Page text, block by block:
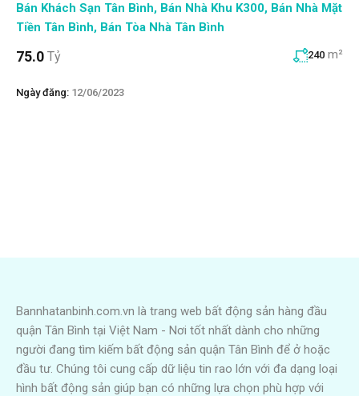
Bán Khách Sạn Tân Bình, Bán Nhà Khu K300, Bán Nhà Mặt
Tiền Tân Bình, Bán Tòa Nhà Tân Bình
75.0 Tỷ 240 m²
Ngày đăng: 12/06/2023
Bannhatanbinh.com.vn là trang web bất động sản hàng đầu
quận Tân Bình tại Việt Nam - Nơi tốt nhất dành cho những
người đang tìm kiếm bất động sản quận Tân Bình để ở hoặc
đầu tư. Chúng tôi cung cấp dữ liệu tin rao lớn với đa dạng loại
hình bất động sản giúp bạn có những lựa chọn phù hợp với